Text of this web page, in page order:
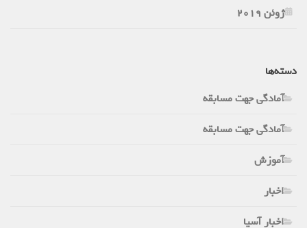
ژوئن 2019
دسته‌ها
آمادگی جهت مسابقه
آمادگی جهت مسابقه
آموزش
اخبار
اخبار آسیا